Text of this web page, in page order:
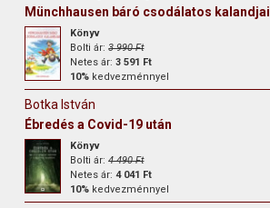
Münchhausen báró csodálatos kalandjai
Könyv
Bolti ár:3 990 Ft
Netes ár:3 591 Ft
10% kedvezménnyel
Botka István
Ébredés a Covid-19 után
Könyv
Bolti ár:4 490 Ft
Netes ár:4 041 Ft
10% kedvezménnyel